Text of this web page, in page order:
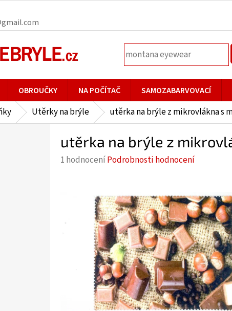
OBROUČKY NA POČÍTAČ SAMOZABARVOVACÍ
Utěrky na brýle utěrka na brýle z mikrovlákna s
utěrka na brýle z
Průměrné
hvězdiček.
1 hodnoceníPodrobnosti hodnocení